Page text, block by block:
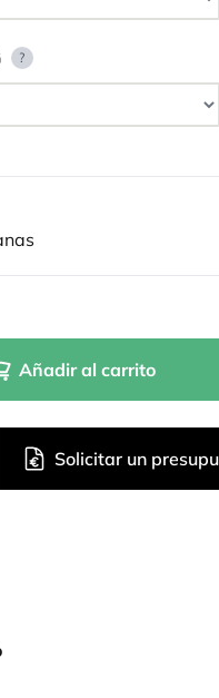
?
Añadir al carrito
Solicitar un